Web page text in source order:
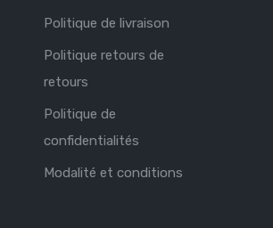
Politique de livraison
Politique retours de
retours
Politique de
confidentialités
Modalité et conditions